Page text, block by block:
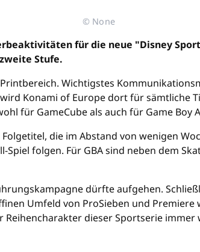
© None
für die neue "Disney
Stufe.
Wichtigstes
Konami of Europe dort für sämtliche
für GameCube als auch für Game Boy
die im Abstand von wenigen
folgen. Für GBA sind neben dem
dürfte aufgehen.
Umfeld von ProSieben und
Reihencharakter dieser Sportserie